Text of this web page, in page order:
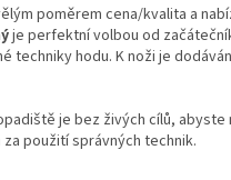
poměrem cena/kvalita a
je perfektní volbou od
techniky hodu. K noži je
je bez živých cílů, abyste
použití správných technik.